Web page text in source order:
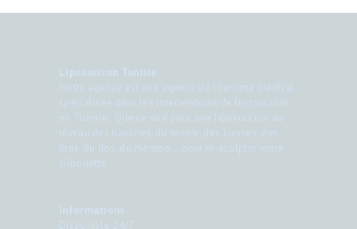
Liposuccion Tunisie
Notre agence est une agence de tourisme médical
spécialisée dans les interventions de liposuccion
en Tunisie. Que ce soit pour une liposuccion au
niveau des hanches, du ventre, des cuisses, des
bras, du dos, du menton… pour re-sculpter votre
silhouette.
Informations
Disponible 24/7